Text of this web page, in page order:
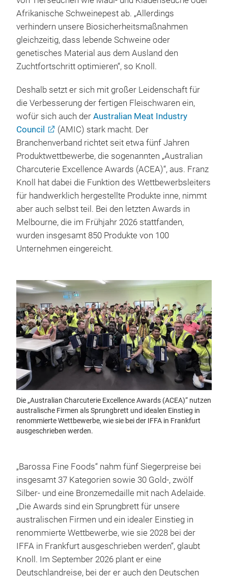
Afrikanische Schweinepest ab. „Allerdings
verhindern unsere Biosicherheitsmaßnahmen
gleichzeitig, dass lebende Schweine oder
genetisches Material aus dem Ausland den
Zuchtfortschritt optimieren“, so Knoll.
Deshalb setzt er sich mit großer Leidenschaft für
die Verbesserung der fertigen Fleischwaren ein,
wofür sich auch der Australian Meat Industry
Council
(AMIC) stark macht. Der
Branchenverband richtet seit etwa fünf Jahren
Produktwettbewerbe, die sogenannten „Australian
Charcuterie Excellence Awards (ACEA)“, aus. Franz
Knoll hat dabei die Funktion des Wettbewerbsleiters
für handwerklich hergestellte Produkte inne, nimmt
aber auch selbst teil. Bei den letzten Awards in
Melbourne, die im Frühjahr 2026 stattfanden,
wurden insgesamt 850 Produkte von 100
Unternehmen eingereicht.
Die „Australian Charcuterie Excellence Awards (ACEA)“ nutzen
australische Firmen als Sprungbrett und idealen Einstieg in
renommierte Wettbewerbe, wie sie bei der IFFA in Frankfurt
ausgeschrieben werden.
„Barossa Fine Foods“ nahm fünf Siegerpreise bei
insgesamt 37 Kategorien sowie 30 Gold-, zwölf
Silber- und eine Bronzemedaille mit nach Adelaide.
„Die Awards sind ein Sprungbrett für unsere
australischen Firmen und ein idealer Einstieg in
renommierte Wettbewerbe, wie sie 2028 bei der
IFFA in Frankfurt ausgeschrieben werden“, glaubt
Knoll. Im September 2026 plant er eine
Deutschlandreise, bei der er auch den Deutschen